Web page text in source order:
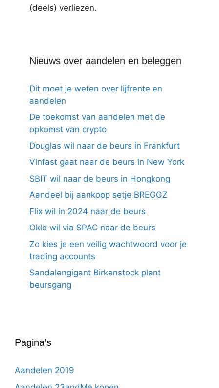
(deels) verliezen.
Nieuws over aandelen en beleggen
Dit moet je weten over lijfrente en
aandelen
De toekomst van aandelen met de
opkomst van crypto
Douglas wil naar de beurs in Frankfurt
Vinfast gaat naar de beurs in New York
SBIT wil naar de beurs in Hongkong
Aandeel bij aankoop setje BREGGZ
Flix wil in 2024 naar de beurs
Oklo wil via SPAC naar de beurs
Zo kies je een veilig wachtwoord voor je
trading accounts
Sandalengigant Birkenstock plant
beursgang
Pagina’s
Aandelen 2019